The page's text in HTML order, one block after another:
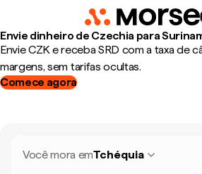
Envie dinheiro de Czechia para
Envie CZK e receba SRD com a taxa de
margens, sem tarifas ocultas.
Comece agora
Você mora emTchéquia